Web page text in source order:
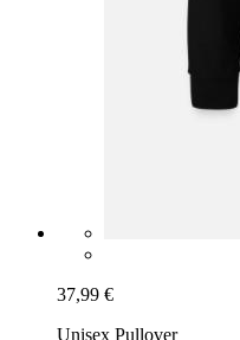
37,99 €
Unisex Pullover